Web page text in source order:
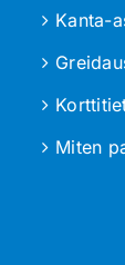
Kanta-
Miten